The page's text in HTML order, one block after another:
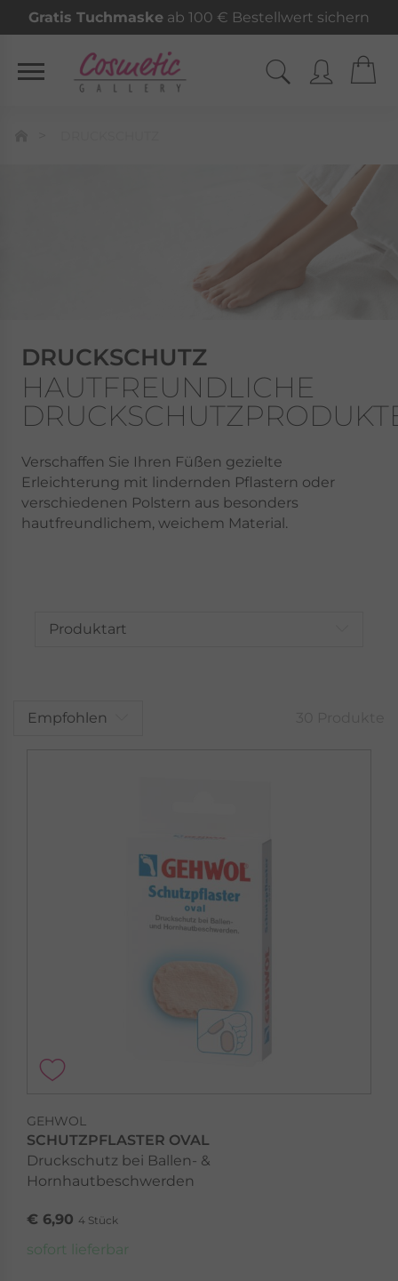
Gratis Tuchmaske ab 100 € Bestellwert sichern
DRUCKSCHUTZ
HAUTFREUNDLICHE
Verschaffen Sie Ihren Füßen gezielte
Erleichterung mit lindernden Pflastern oder
verschiedenen Polstern aus besonders
hautfreundlichem, weichem Material.
Produktart
Empfohlen
GEHWOL
SCHUTZPFLASTER OVAL
Druckschutz bei Ballen- &
Hornhautbeschwerden
€ 6,90 4 Stück
sofort lieferbar